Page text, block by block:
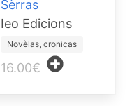
Sèrras
Ieo Edicions
Novèlas, cronicas
16.00€